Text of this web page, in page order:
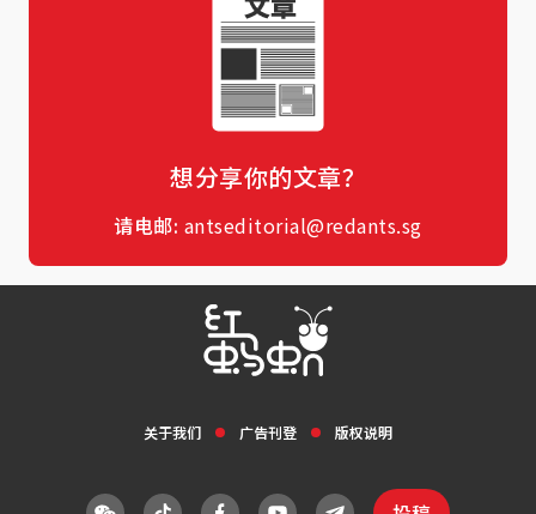
想分享你的文章？
请电邮: antseditorial@redants.sg
关于我们 广告刊登 版权说明